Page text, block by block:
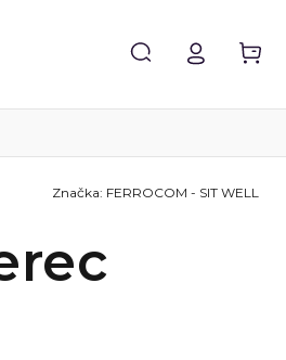
Predávané
Značka: FERROCOM - SIT WELL